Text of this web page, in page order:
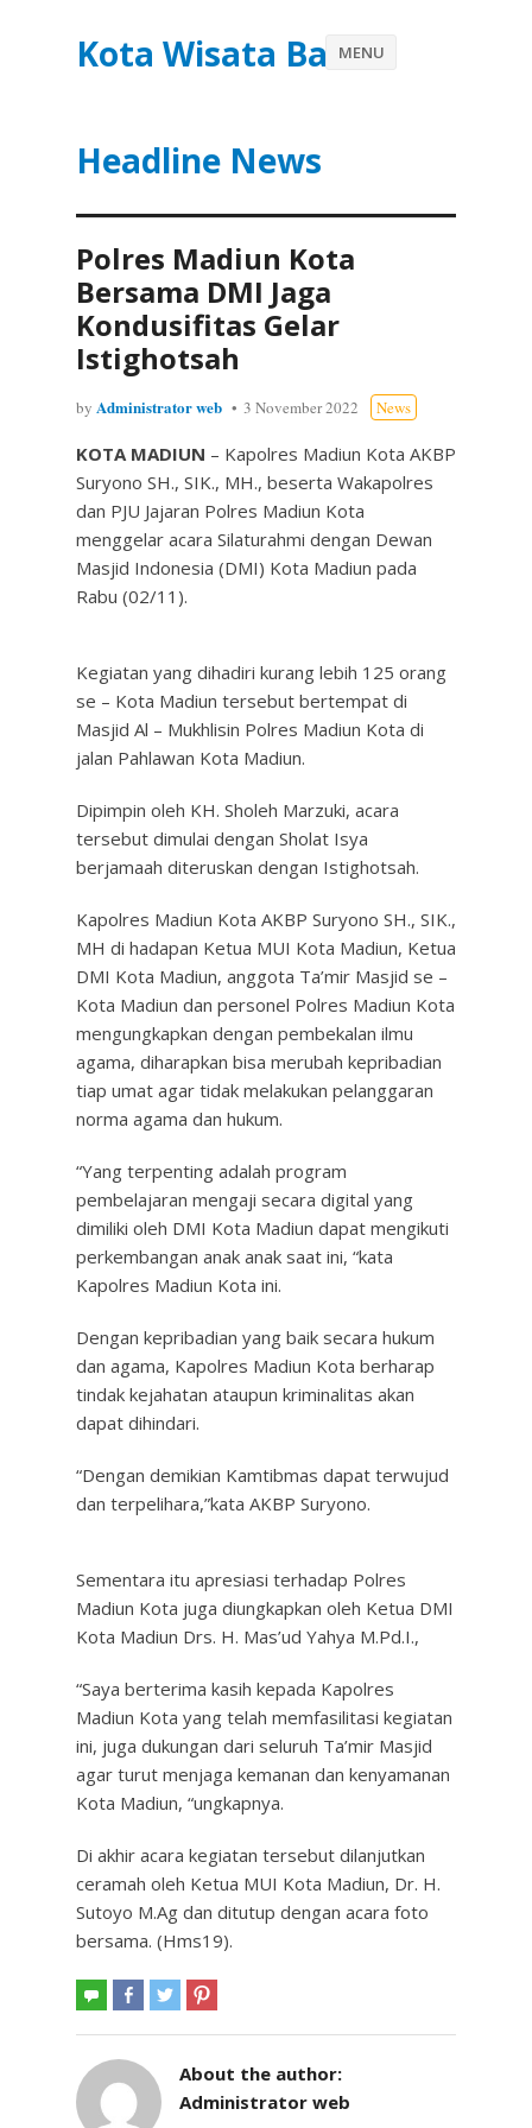
Kota Wisata Batu
Headline News
MENU
Polres Madiun Kota
Bersama DMI Jaga
Kondusifitas Gelar
Istighotsah
by Administrator web 3 November 2022 News
KOTA MADIUN – Kapolres Madiun Kota AKBP
Suryono SH., SIK., MH., beserta Wakapolres
dan PJU Jajaran Polres Madiun Kota
menggelar acara Silaturahmi dengan Dewan
Masjid Indonesia (DMI) Kota Madiun pada
Rabu (02/11).
Kegiatan yang dihadiri kurang lebih 125 orang
se – Kota Madiun tersebut bertempat di
Masjid Al – Mukhlisin Polres Madiun Kota di
jalan Pahlawan Kota Madiun.
Dipimpin oleh KH. Sholeh Marzuki, acara
tersebut dimulai dengan Sholat Isya
berjamaah diteruskan dengan Istighotsah.
Kapolres Madiun Kota AKBP Suryono SH., SIK.,
MH di hadapan Ketua MUI Kota Madiun, Ketua
DMI Kota Madiun, anggota Ta’mir Masjid se –
Kota Madiun dan personel Polres Madiun Kota
mengungkapkan dengan pembekalan ilmu
agama, diharapkan bisa merubah kepribadian
tiap umat agar tidak melakukan pelanggaran
norma agama dan hukum.
“Yang terpenting adalah program
pembelajaran mengaji secara digital yang
dimiliki oleh DMI Kota Madiun dapat mengikuti
perkembangan anak anak saat ini, “kata
Kapolres Madiun Kota ini.
Dengan kepribadian yang baik secara hukum
dan agama, Kapolres Madiun Kota berharap
tindak kejahatan ataupun kriminalitas akan
dapat dihindari.
“Dengan demikian Kamtibmas dapat terwujud
dan terpelihara,”kata AKBP Suryono.
Sementara itu apresiasi terhadap Polres
Madiun Kota juga diungkapkan oleh Ketua DMI
Kota Madiun Drs. H. Mas’ud Yahya M.Pd.I.,
“Saya berterima kasih kepada Kapolres
Madiun Kota yang telah memfasilitasi kegiatan
ini, juga dukungan dari seluruh Ta’mir Masjid
agar turut menjaga kemanan dan kenyamanan
Kota Madiun, “ungkapnya.
Di akhir acara kegiatan tersebut dilanjutkan
ceramah oleh Ketua MUI Kota Madiun, Dr. H.
Sutoyo M.Ag dan ditutup dengan acara foto
bersama. (Hms19).
About the author:
Administrator web